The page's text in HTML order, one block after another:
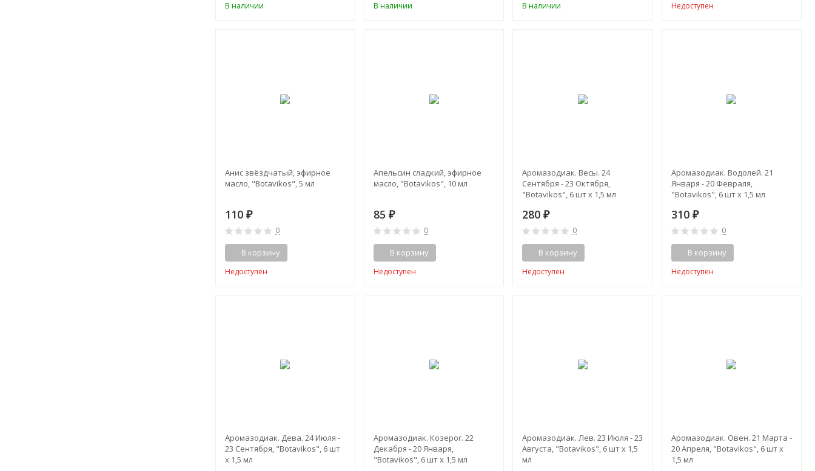
В наличии В наличии В наличии Недоступен
Анис звёздчатый, эфирное
масло, "Botavikos", 5 мл
110 ₽
0
В корзину
Недоступен
Апельсин сладкий, эфирное
масло, "Botavikos", 10 мл
85 ₽
0
В корзину
Недоступен
Аромазодиак. Весы. 24
Сентября - 23 Октября,
"Botavikos", 6 шт x 1,5 мл
280₽
0
В корзину
Недоступен
Аромазодиак. Водолей. 21
Января - 20 Февраля,
"Botavikos", 6 шт x 1,5 мл
310 ₽
0
В корзину
Недоступен
Аромазодиак. Дева. 24 Июля -
23 Сентября, "Botavikos", 6 шт
x 1,5 мл
Аромазодиак. Козерог. 22
Декабря - 20 Января,
"Botavikos", 6 шт x 1,5 мл
Аромазодиак. Лев. 23 Июля - 23
Августа, "Botavikos", 6 шт x 1,5
мл
Аромазодиак. Овен. 21 Марта -
20 Апреля, "Botavikos", 6 шт x
1,5 мл